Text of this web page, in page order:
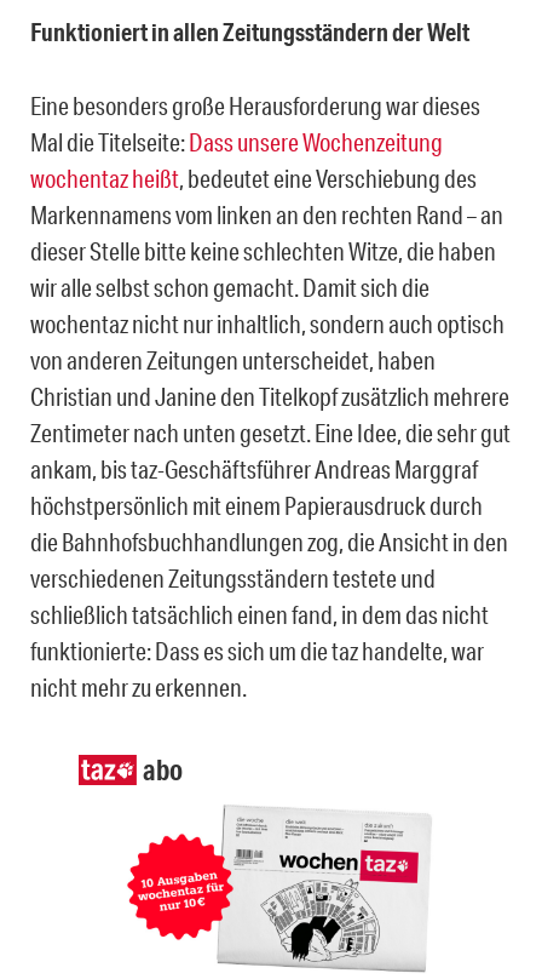
Funktioniert in allen Zeitungsständern der Welt
Eine besonders große Herausforderung war dieses
Mal die Titelseite:Dass unsere Wochenzeitung
wochentaz heißt, bedeutet eine Verschiebung des
Markennamens vom linken an den rechten Rand – an
dieser Stelle bitte keine schlechten Witze, die haben
wir alle selbst schon gemacht. Damit sich die
wochentaz nicht nur inhaltlich, sondern auch optisch
von anderen Zeitungen unterscheidet, haben
Christian und Janine den Titelkopf zusätzlich mehrere
Zentimeter nach unten gesetzt. Eine Idee, die sehr gut
ankam, bis taz-Geschäftsführer Andreas Marggraf
höchstpersönlich mit einem Papierausdruck durch
die Bahnhofsbuchhandlungen zog, die Ansicht in den
verschiedenen Zeitungsständern testete und
schließlich tatsächlich einen fand, in dem das nicht
funktionierte: Dass es sich um die taz handelte, war
nicht mehr zu erkennen.
abo